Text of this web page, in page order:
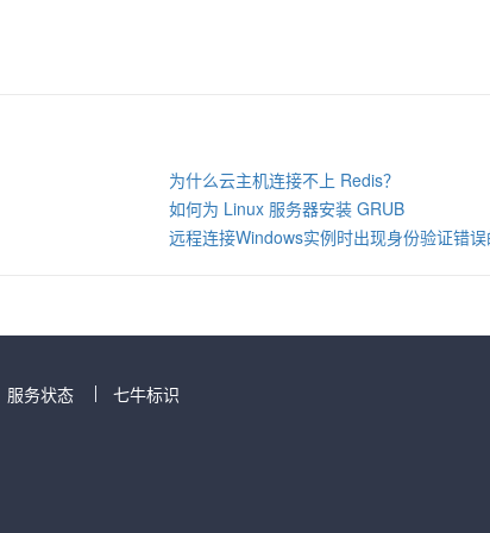
为什么云主机连接不上 Redis？
如何为 Linux 服务器安装 GRUB
远程连接Windows实例时出现身份验证错
服务状态 七牛标识